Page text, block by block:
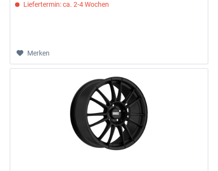
Liefertermin: ca. 2-4 Wochen
Merken